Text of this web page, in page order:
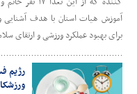
آموزش هیات استان با هدف آشنایی
برای بهبود عملکرد ورزشی و ارتقای
رژیم